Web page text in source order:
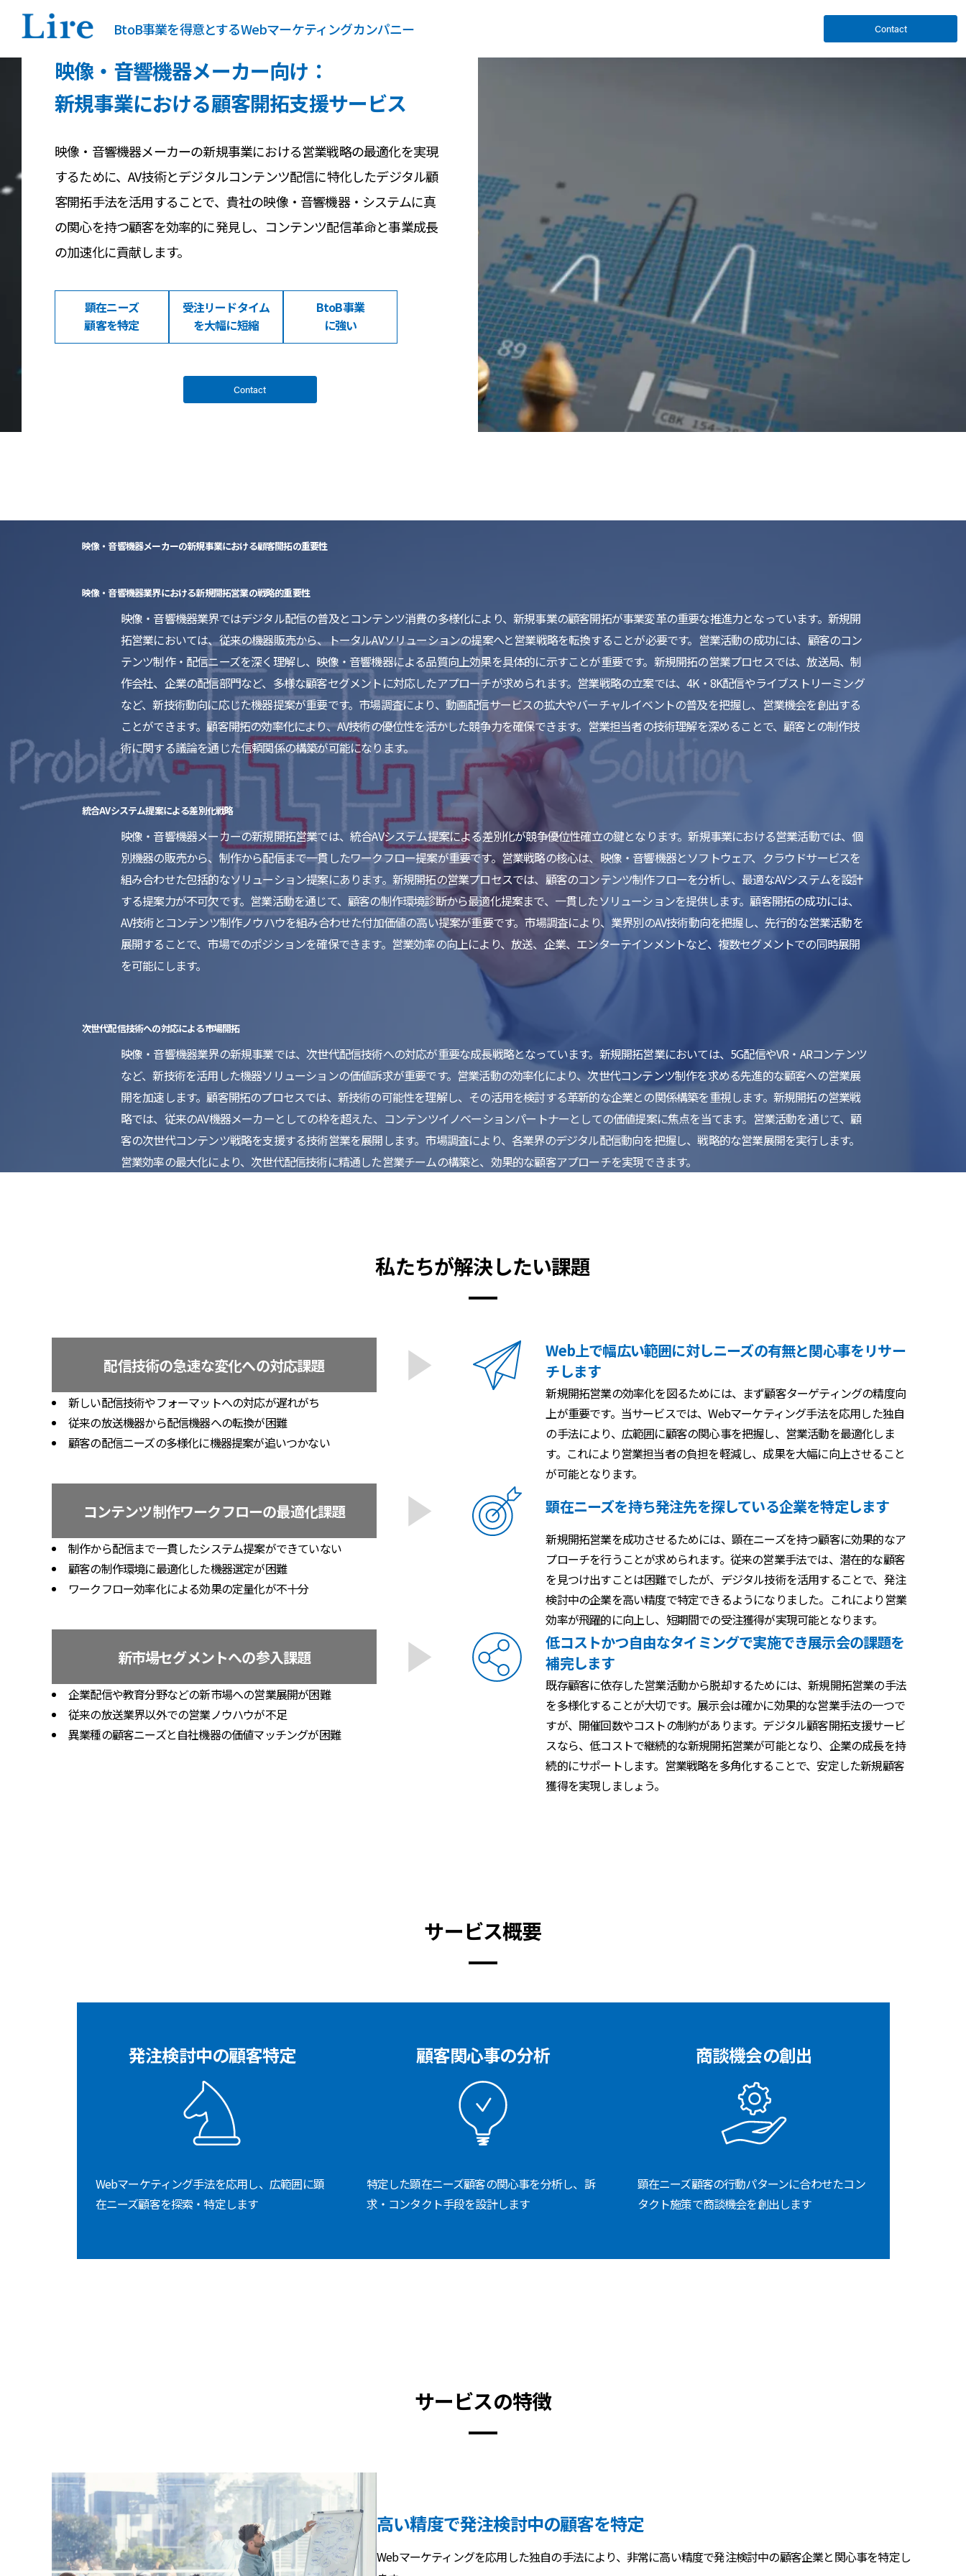
BtoB事業を得意とするWebマーケティングカンパニー Contact
映像・音響機器メーカー向け：
新規事業における顧客開拓支援サービス
映像・音響機器メーカーの新規事業における営業戦略の最適化を実現
するために、AV技術とデジタルコンテンツ配信に特化したデジタル顧
客開拓手法を活用することで、貴社の映像・音響機器・システムに真
の関心を持つ顧客を効率的に発見し、コンテンツ配信革命と事業成長
の加速化に貢献します。
顕在ニーズ
顧客を特定
受注リードタイム
を大幅に短縮
BtoB事業
に強い
Contact
映像・音響機器メーカーの新規事業における顧客開拓の重要性
映像・音響機器業界における新規開拓営業の戦略的重要性
映像・音響機器業界ではデジタル配信の普及とコンテンツ消費の多様化により、新規事業の顧客開拓が事業変革の重要な推進力となっています。新規開
拓営業においては、従来の機器販売から、トータルAVソリューションの提案へと営業戦略を転換することが必要です。営業活動の成功には、顧客のコン
テンツ制作・配信ニーズを深く理解し、映像・音響機器による品質向上効果を具体的に示すことが重要です。新規開拓の営業プロセスでは、放送局、制
作会社、企業の配信部門など、多様な顧客セグメントに対応したアプローチが求められます。営業戦略の立案では、4K・8K配信やライブストリーミング
など、新技術動向に応じた機器提案が重要です。市場調査により、動画配信サービスの拡大やバーチャルイベントの普及を把握し、営業機会を創出する
ことができます。顧客開拓の効率化により、AV技術の優位性を活かした競争力を確保できます。営業担当者の技術理解を深めることで、顧客との制作技
術に関する議論を通じた信頼関係の構築が可能になります。
統合AVシステム提案による差別化戦略
映像・音響機器メーカーの新規開拓営業では、統合AVシステム提案による差別化が競争優位性確立の鍵となります。新規事業における営業活動では、個
別機器の販売から、制作から配信まで一貫したワークフロー提案が重要です。営業戦略の核心は、映像・音響機器とソフトウェア、クラウドサービスを
組み合わせた包括的なソリューション提案にあります。新規開拓の営業プロセスでは、顧客のコンテンツ制作フローを分析し、最適なAVシステムを設計
する提案力が不可欠です。営業活動を通じて、顧客の制作環境診断から最適化提案まで、一貫したソリューションを提供します。顧客開拓の成功には、
AV技術とコンテンツ制作ノウハウを組み合わせた付加価値の高い提案が重要です。市場調査により、業界別のAV技術動向を把握し、先行的な営業活動を
展開することで、市場でのポジションを確保できます。営業効率の向上により、放送、企業、エンターテインメントなど、複数セグメントでの同時展開
を可能にします。
次世代配信技術への対応による市場開拓
映像・音響機器業界の新規事業では、次世代配信技術への対応が重要な成長戦略となっています。新規開拓営業においては、5G配信やVR・ARコンテンツ
など、新技術を活用した機器ソリューションの価値訴求が重要です。営業活動の効率化により、次世代コンテンツ制作を求める先進的な顧客への営業展
開を加速します。顧客開拓のプロセスでは、新技術の可能性を理解し、その活用を検討する革新的な企業との関係構築を重視します。新規開拓の営業戦
略では、従来のAV機器メーカーとしての枠を超えた、コンテンツイノベーションパートナーとしての価値提案に焦点を当てます。営業活動を通じて、顧
客の次世代コンテンツ戦略を支援する技術営業を展開します。市場調査により、各業界のデジタル配信動向を把握し、戦略的な営業展開を実行します。
営業効率の最大化により、次世代配信技術に精通した営業チームの構築と、効果的な顧客アプローチを実現できます。
私たちが解決したい課題
配信技術の急速な変化への対応課題
新しい配信技術やフォーマットへの対応が遅れがち
従来の放送機器から配信機器への転換が困難
顧客の配信ニーズの多様化に機器提案が追いつかない
Web上で幅広い範囲に対しニーズの有無と関心事をリサー
チします
新規開拓営業の効率化を図るためには、まず顧客ターゲティングの精度向
上が重要です。当サービスでは、Webマーケティング手法を応用した独自
の手法により、広範囲に顧客の関心事を把握し、営業活動を最適化しま
す。これにより営業担当者の負担を軽減し、成果を大幅に向上させること
が可能となります。
コンテンツ制作ワークフローの最適化課題
制作から配信まで一貫したシステム提案ができていない
顧客の制作環境に最適化した機器選定が困難
ワークフロー効率化による効果の定量化が不十分
顕在ニーズを持ち発注先を探している企業を特定します
新規開拓営業を成功させるためには、顕在ニーズを持つ顧客に効果的なア
プローチを行うことが求められます。従来の営業手法では、潜在的な顧客
を見つけ出すことは困難でしたが、デジタル技術を活用することで、発注
検討中の企業を高い精度で特定できるようになりました。これにより営業
効率が飛躍的に向上し、短期間での受注獲得が実現可能となります。
新市場セグメントへの参入課題
企業配信や教育分野などの新市場への営業展開が困難
従来の放送業界以外での営業ノウハウが不足
異業種の顧客ニーズと自社機器の価値マッチングが困難
低コストかつ自由なタイミングで実施でき展示会の課題を
補完します
既存顧客に依存した営業活動から脱却するためには、新規開拓営業の手法
を多様化することが大切です。展示会は確かに効果的な営業手法の一つで
すが、開催回数やコストの制約があります。デジタル顧客開拓支援サービ
スなら、低コストで継続的な新規開拓営業が可能となり、企業の成長を持
続的にサポートします。営業戦略を多角化することで、安定した新規顧客
獲得を実現しましょう。
サービス概要
発注検討中の顧客特定
Webマーケティング手法を応用し、広範囲に顕
在ニーズ顧客を探索・特定します
顧客関心事の分析
特定した顕在ニーズ顧客の関心事を分析し、訴
求・コンタクト手段を設計します
商談機会の創出
顕在ニーズ顧客の行動パターンに合わせたコン
タクト施策で商談機会を創出します
サービスの特徴
高い精度で発注検討中の顧客を特定
Webマーケティングを応用した独自の手法により、非常に高い精度で発注検討中の顧客企業と関心事を特定し